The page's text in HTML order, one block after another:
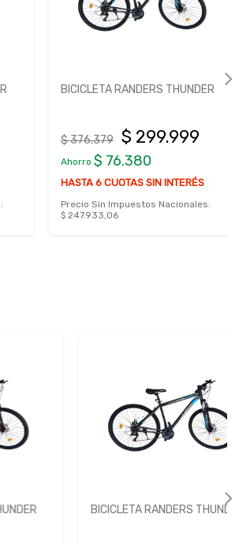
BICICLETA RANDERS THUNDER
$ 376.379 $ 299.999
Ahorro$ 76.380
HASTA 6 CUOTAS SIN INTERÉS
Precio Sin Impuestos Nacionales:
$ 247.933,06
BICICLETA RANDERS THUNDER